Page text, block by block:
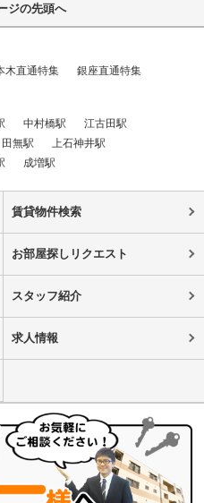
ジの先頭へ
木直通特集 銀座直通特集
中村橋駅
江古田駅
田無駅
上石神井駅
成増駅
賃貸物件検索
お部屋探しリクエスト
スタッフ紹介
求人情報